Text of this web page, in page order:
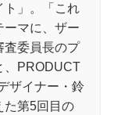
ト」。「これ
ーマに、ザー
査委員長のプ
、PRODUCT
ザイナー・鈴
た第5回目の